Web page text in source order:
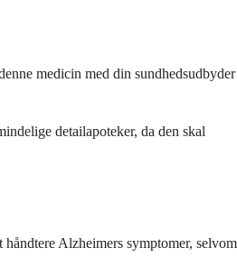
medicin med din sundhedsudbyder
detailapoteker, da den skal
Alzheimers symptomer, selvom